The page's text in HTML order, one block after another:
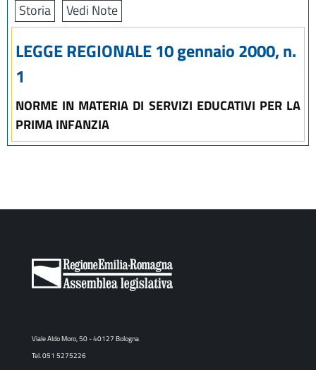
Storia
Vedi Note
LEGGE REGIONALE 10 gennaio 2000, n.
1
NORME IN MATERIA DI SERVIZI EDUCATIVI PER LA
PRIMA INFANZIA
Viale Aldo Moro, 50 - 40127 Bologna
Tel. 051 5275226